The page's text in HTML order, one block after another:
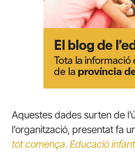
Aquestes dades surten de
l’organització, presentat fa
tot comença. Educació